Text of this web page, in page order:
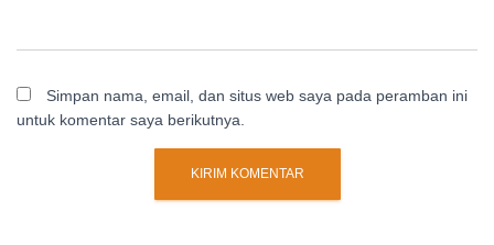
Simpan nama, email, dan situs web saya pada peramban ini
untuk komentar saya berikutnya.